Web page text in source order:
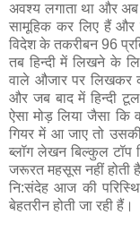
अवश्‍य लगाता था और अब
सामूहिक कर लिए हैं और
विदेश के तकरीबन 96
तब हिन्‍दी में लिखने के
वाले औजार पर लिखकर
और जब बाद में हिन्‍दी
ऐसा मोड़ लिया जैसा कि
गियर में आ जाए तो
ब्‍लॉग लेखन बिल्‍कुल
जरूरत महसूस नहीं होती
नि:संदेह आज की
बेहतरीन होती जा रही हैं।